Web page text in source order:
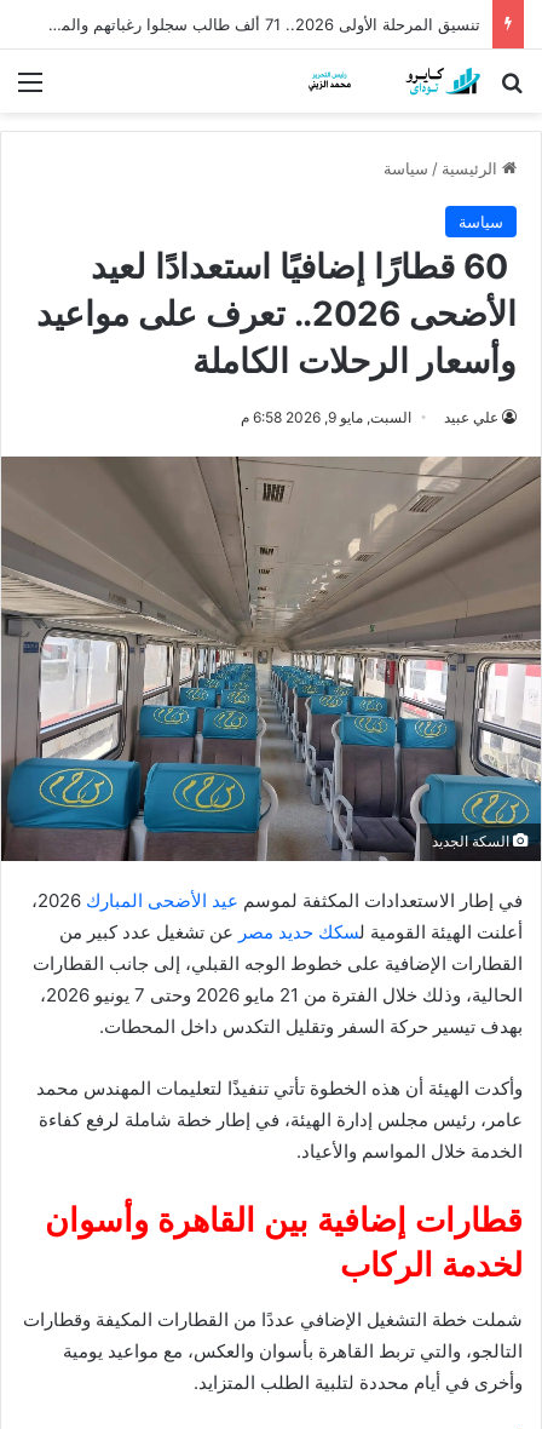
تنسيق المرحلة الأولى 2026.. 71 ألف طالب سجلوا رغباتهم والموعد النهائي الأحد
بحث عن
الرئيسية / سياسة
سياسة
60 قطارًا إضافيًا استعدادًا لعيد
الأضحى 2026.. تعرف على مواعيد
وأسعار الرحلات الكاملة
علي عبيد السبت, مايو 9, 2026 6:58 م
السكة الجديد
في إطار الاستعدادات المكثفة لموسم عيد الأضحى المبارك
2026،
أعلنت الهيئة القومية لسكك حديد مصر عن تشغيل عدد كبير من
القطارات الإضافية على خطوط الوجه القبلي، إلى جانب القطارات
الحالية، وذلك خلال الفترة من 21 مايو 2026 وحتى 7 يونيو 2026،
بهدف تيسير حركة السفر وتقليل التكدس داخل المحطات.
وأكدت الهيئة أن هذه الخطوة تأتي تنفيذًا لتعليمات المهندس محمد
عامر، رئيس مجلس إدارة الهيئة، في إطار خطة شاملة لرفع كفاءة
الخدمة خلال المواسم والأعياد.
قطارات إضافية بين القاهرة وأسوان
لخدمة الركاب
شملت خطة التشغيل الإضافي عددًا من القطارات المكيفة وقطارات
التالجو، والتي تربط القاهرة بأسوان والعكس، مع مواعيد يومية
وأخرى في أيام محددة لتلبية الطلب المتزايد.